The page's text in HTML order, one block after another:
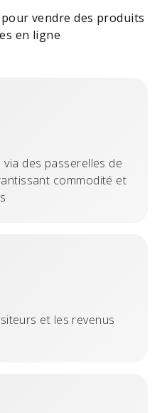
vendre des produits
en ligne
des passerelles de
commodité et
et les revenus